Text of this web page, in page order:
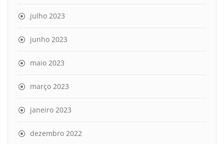
julho 2023
junho 2023
maio 2023
março 2023
janeiro 2023
dezembro 2022